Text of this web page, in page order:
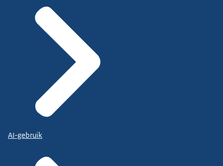
AI-gebruik